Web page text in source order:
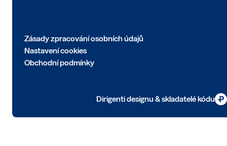
Zásady zpracování osobních údajů
Nastavení cookies
Obchodní podmínky
Dirigenti designu & skladatelé kódu